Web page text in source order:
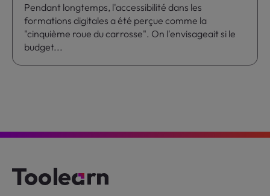
Pendant longtemps, l'accessibilité dans les
formations digitales a été perçue comme la
"cinquième roue du carrosse". On l'envisageait si le
budget...